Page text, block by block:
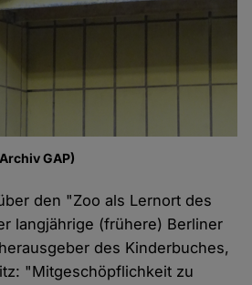
GAP)
den "Zoo als Lernort des
langjährige (frühere) Berliner
des Kinderbuches,
"Mitgeschöpflichkeit zu